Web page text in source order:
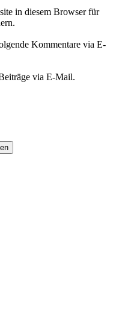
in diesem Browser für
Kommentare via E-
via E-Mail.